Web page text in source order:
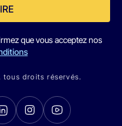
que vous acceptez nos
tous droits réservés.